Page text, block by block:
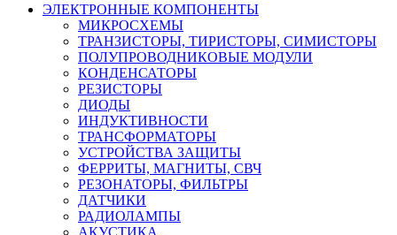
ЭЛЕКТРОННЫЕ КОМПОНЕНТЫ
МИКРОСХЕМЫ
ТРАНЗИСТОРЫ, ТИРИСТОРЫ, СИМИСТОРЫ
ПОЛУПРОВОДНИКОВЫЕ МОДУЛИ
КОНДЕНСАТОРЫ
РЕЗИСТОРЫ
ДИОДЫ
ИНДУКТИВНОСТИ
ТРАНСФОРМАТОРЫ
УСТРОЙСТВА ЗАЩИТЫ
ФЕРРИТЫ, МАГНИТЫ, СВЧ
РЕЗОНАТОРЫ, ФИЛЬТРЫ
ДАТЧИКИ
РАДИОЛАМПЫ
АКУСТИКА